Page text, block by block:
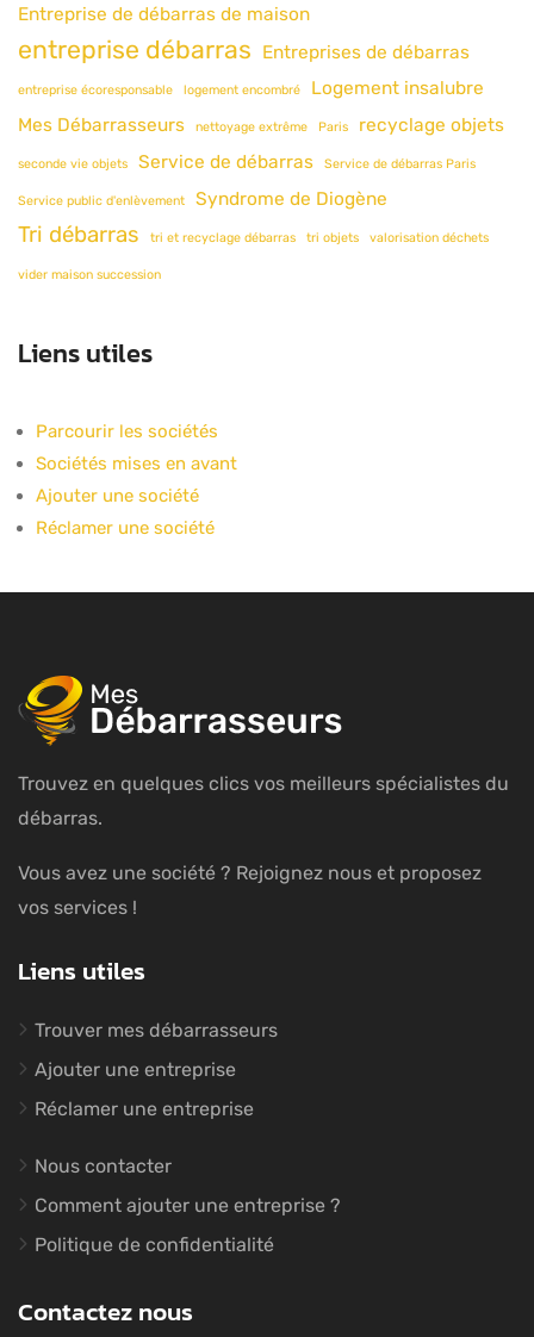
Entreprise de débarras de maison
entreprise débarras Entreprises de débarras
entreprise écoresponsable logement encombré
Logement insalubre
Mes Débarrasseurs
nettoyage extrême Paris recyclage objets
seconde vie objets Service de débarras Service de débarras Paris
Service public d'enlèvement Syndrome de Diogène
Tri débarras tri et recyclage débarras tri objets valorisation déchets
vider maison succession
Liens utiles
Parcourir les sociétés
Sociétés mises en avant
Ajouter une société
Réclamer une société
Trouvez en quelques clics vos meilleurs spécialistes du
débarras.
Vous avez une société ? Rejoignez nous et proposez
vos services !
Liens utiles
Trouver mes débarrasseurs
Ajouter une entreprise
Réclamer une entreprise
Nous contacter
Comment ajouter une entreprise ?
Politique de confidentialité
Contactez nous